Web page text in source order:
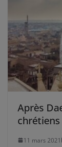
Après
chrétiens
11 mars 2021